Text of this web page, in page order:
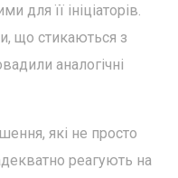
для її ініціаторів.
що стикаються з
аналогічні
які не просто
реагують на